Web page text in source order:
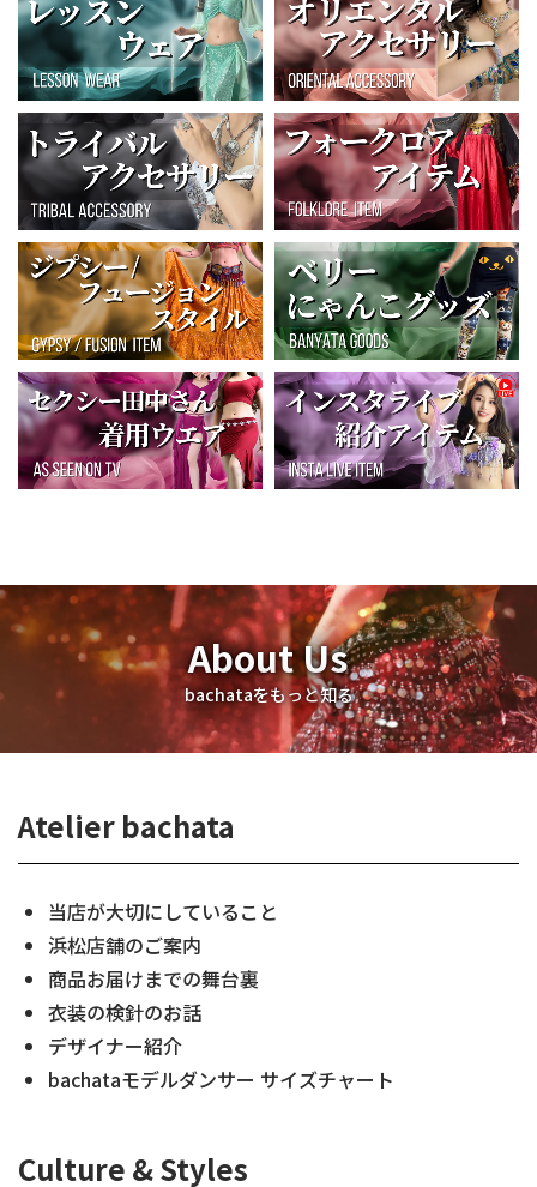
About Us
bachataをもっと知る
Atelier bachata
当店が大切にしていること
浜松店舗のご案内
商品お届けまでの舞台裏
衣装の検針のお話
デザイナー紹介
bachataモデルダンサー サイズチャート
Culture & Styles